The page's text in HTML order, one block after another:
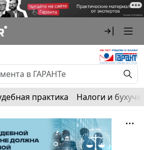
практика Налоги и